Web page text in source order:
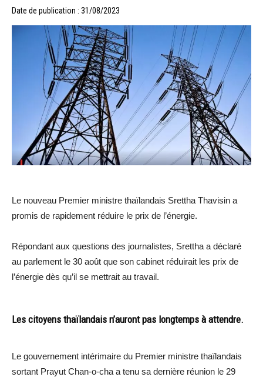
Date de publication : 31/08/2023
Le nouveau Premier ministre thaïlandais Srettha Thavisin a
promis de rapidement réduire le prix de l’énergie.
Répondant aux questions des journalistes, Srettha a déclaré
au parlement le 30 août que son cabinet réduirait les prix de
l’énergie dès qu’il se mettrait au travail.
Les citoyens thaïlandais n’auront pas longtemps à attendre.
Le gouvernement intérimaire du Premier ministre thaïlandais
sortant Prayut Chan-o-cha a tenu sa dernière réunion le 29